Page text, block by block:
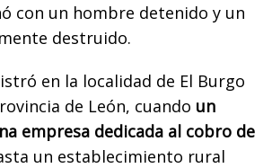
con un hombre detenido y un
destruido.
en la localidad de El Burgo
de León, cuando un
empresa dedicada al cobro de
un establecimiento rural